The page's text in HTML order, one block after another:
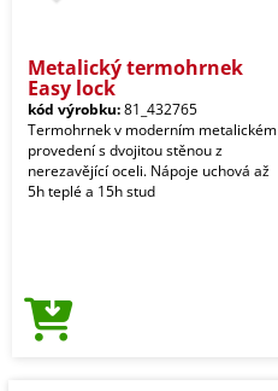
Metalický termohrnek
Easy lock
kód výrobku:81_432765
Termohrnek v moderním metalickém
provedení s dvojitou stěnou z
nerezavějící oceli. Nápoje uchová až
5h teplé a 15h stud